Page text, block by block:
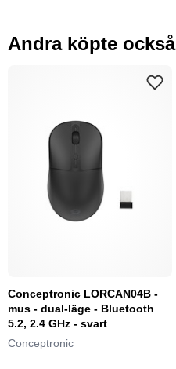
Andra köpte också
Conceptronic LORCAN04B -
mus - dual-läge - Bluetooth
5.2, 2.4 GHz - svart
Conceptronic